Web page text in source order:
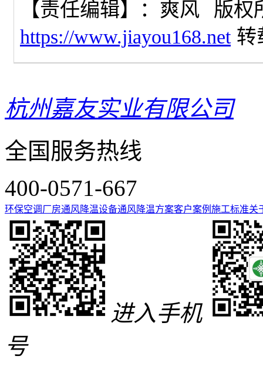
【责任编辑】： 爽风
版权
https://www.jiayou168.net 转
杭州嘉友实业有限公司
全国服务热线
400-0571-667
环保空调 厂房通风降温设备通风降温方案客户案例 施工标准关
进入手机
号